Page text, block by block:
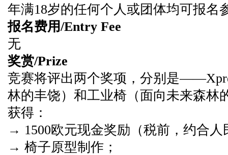
年满18岁的任何个人或团体均可报名
报名费用/Entry Fee
无
奖赏/Prize
竞赛将评出两个奖项，分别是
林的丰饶）和工业椅（面向未来森林
获得：
→ 1500欧元现金奖励（税前，约合人
→ 椅子原型制作；